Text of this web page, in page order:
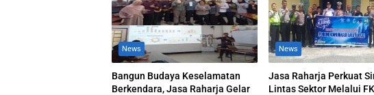
News
Bangun Budaya Keselamatan
Berkendara, Jasa Raharja Gelar
News
Jasa Raharja Perkuat
Lintas Sektor Melalui